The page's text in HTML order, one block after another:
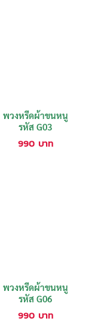
พวงหรีดผ้าขนหนู
รหัส G03
990 บาท
พวงหรีดผ้าขนหนู
รหัส G06
990 บาท